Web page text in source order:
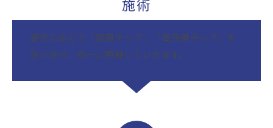
施術
部位に応じて「顔用チップ」「目元用チップ」を
使い分け、均一に照射していきます。